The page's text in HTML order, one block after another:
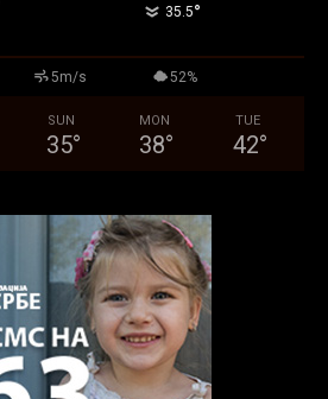
35.5°
5m/s 52%
SUN
35°
MON
38°
TUE
42°